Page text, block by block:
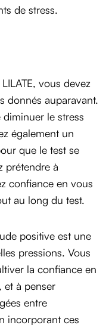
de stress.
vous devez
donnés auparavant.
le stress
également un
que le test se
prétendre à
confiance en vous
au long du test.
positive est une
pressions. Vous
la confiance en
et à penser
entre
incorporant ces